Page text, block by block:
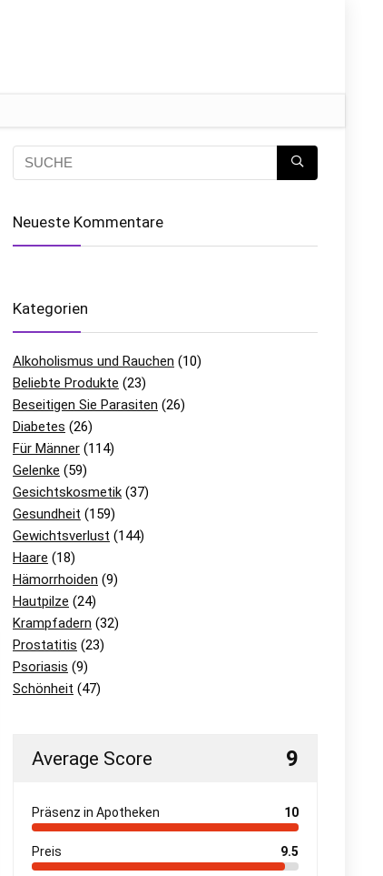
Neueste Kommentare
Kategorien
Alkoholismus und Rauchen (10)
Beliebte Produkte (23)
Beseitigen Sie Parasiten (26)
Diabetes (26)
Für Männer (114)
Gelenke (59)
Gesichtskosmetik (37)
Gesundheit (159)
Gewichtsverlust (144)
Haare (18)
Hämorrhoiden (9)
Hautpilze (24)
Krampfadern (32)
Prostatitis (23)
Psoriasis (9)
Schönheit (47)
Average Score 9
Präsenz in Apotheken 10
Preis 9.5